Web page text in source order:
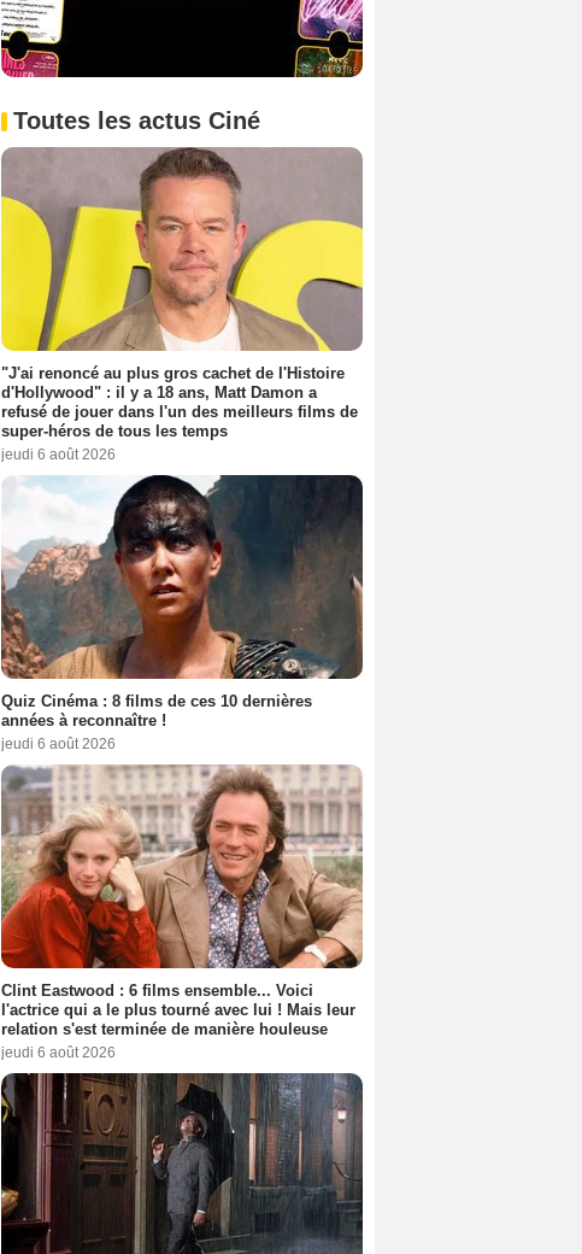
Toutes les actus Ciné
"J'ai renoncé au plus gros cachet de l'Histoire
d'Hollywood" : il y a 18 ans, Matt Damon a
refusé de jouer dans l'un des meilleurs films de
super-héros de tous les temps
jeudi 6 août 2026
Quiz Cinéma : 8 films de ces 10 dernières
années à reconnaître !
jeudi 6 août 2026
Clint Eastwood : 6 films ensemble... Voici
l'actrice qui a le plus tourné avec lui ! Mais leur
relation s'est terminée de manière houleuse
jeudi 6 août 2026